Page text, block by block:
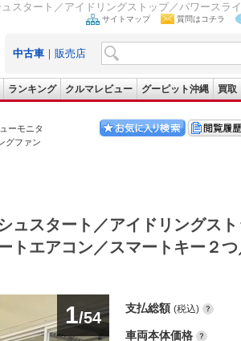
タート／アイドリングストップ／パワースラ
サイトマップ 質問はコチラ
中古車 ｜ 販売店
ランキング クルマレビュー グーピット沖縄 買取
ーモニタ
グファン
スタート／アイドリングス
トエアコン／スマートキー２つ
1/54
支払総額 (税込)
車両本体価格